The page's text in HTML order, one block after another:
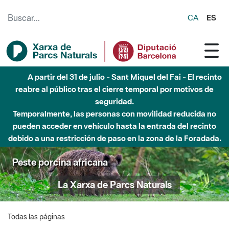
CA ES
A partir del 31 de julio - Sant Miquel del Fai - El recinto
reabre al público tras el cierre temporal por motivos de
seguridad.
Temporalmente, las personas con movilidad reducida no
pueden acceder en vehículo hasta la entrada del recinto
debido a una restricción de paso en la zona de la Foradada.
Peste porcina africana
La Xarxa de Parcs Naturals
Todas las páginas